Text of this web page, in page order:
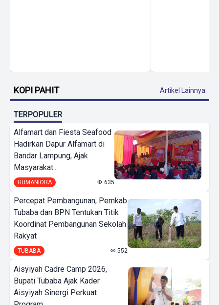
KOPI PAHIT Artikel Lainnya
TERPOPULER
Alfamart dan Fiesta Seafood
Hadirkan Dapur Alfamart di
Bandar Lampung, Ajak
Masyarakat...
HUMANIORA 635
Percepat Pembangunan, Pemkab
Tubaba dan BPN Tentukan Titik
Koordinat Pembangunan Sekolah
Rakyat
TUBABA 552
Aisyiyah Cadre Camp 2026,
Bupati Tubaba Ajak Kader
Aisyiyah Sinergi Perkuat